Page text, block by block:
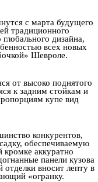
с марта будущего
традиционного
дизайна,
всех новых
Шевроле.
от высоко поднятого
к задним стойкам и
купе вид
конкурентов,
обеспечиваемую
аккуратно
панели кузова
вносит лепту в
«огранку.